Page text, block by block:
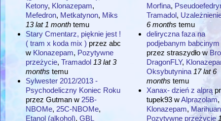
Ketony, Klonazepam,
Mefedron, Metkatynon, Miks
13 lat 1 monthtemu
Stary Cmentarz, pięknie jest !
( tram x koda mix ) przez abc
w Klonazepam, Pozytywne
przeżycie, Tramadol 13 lat 3
months temu
Sylwester 2012/2013 -
Psychodeliczny Koniec Roku
przez Gutman w 25B-
NBOMe, 25C-NBOMe,
Etanol (alkohol), GBL
Morfina,
Tramadol,
6 months temu
deliryczna faza na
podjebanym babcinym
przez straszydło w
DragonFLY,
Oksybutynina 17 lat 6
months temu
Xanax- dzień z alprą
tupek93 wAlprazolam,
Klonazepam,
Pozytywne przeżycie